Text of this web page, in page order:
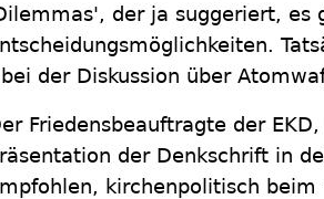
der ja suggeriert, es
der Diskussion über
Friedensbeauftragte der
der Denkschrift in
kirchenpolitisch